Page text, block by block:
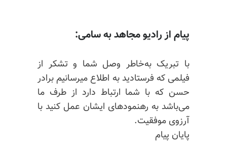
پیام از رادیو مجاهد به سامی:
با تبریک به‌خاطر وصل شما و تشکر از
فیلمی که فرستادید به اطلاع میرسانیم برادر
حسن که با شما ارتباط دارد از طرف ما
می‌باشد به رهنمودهای ایشان عمل کنید با
آرزوی موفقیت.
پایان پیام